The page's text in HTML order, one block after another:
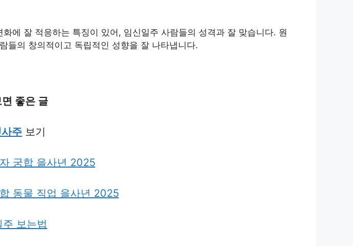
에 잘 적응하는 특징이 있어, 임신일주 사람들의 성격과 잘 맞습니다. 원
들의 창의적이고 독립적인 성향을 잘 나타냅니다.
좋은 글
주 보기
궁합 을사년 2025
동물 직업 을사년 2025
보는법